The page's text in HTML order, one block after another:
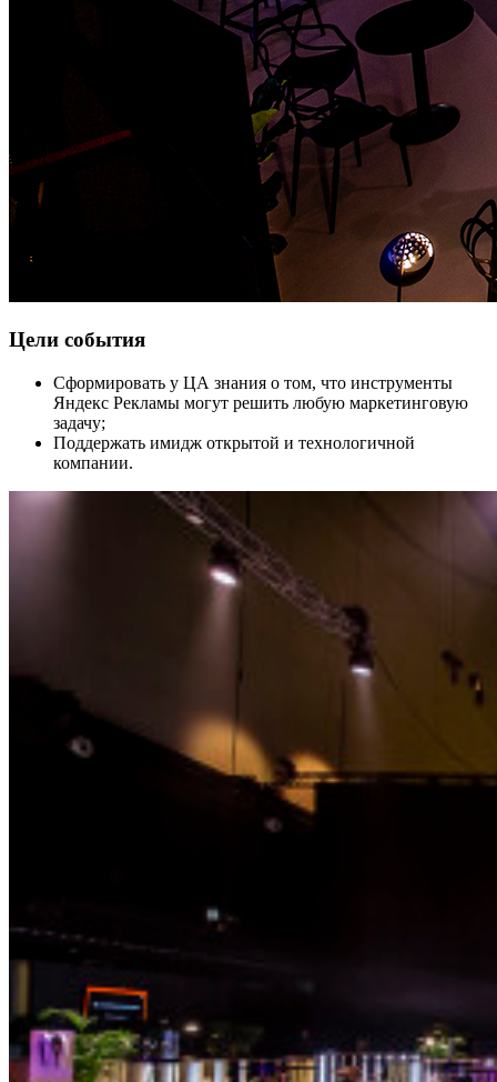
Цели события
Сформировать у ЦА знания о том, что инструменты
Яндекс Рекламы могут решить любую маркетинговую
задачу;
Поддержать имидж открытой и технологичной
компании.